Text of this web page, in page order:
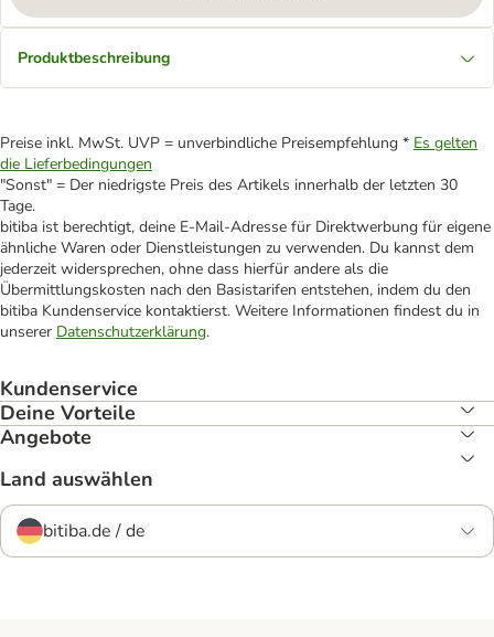
Produktbeschreibung
Preise inkl. MwSt. UVP = unverbindliche Preisempfehlung * Es gelten
die Lieferbedingungen
"Sonst" = Der niedrigste Preis des Artikels innerhalb der letzten 30
Tage.
bitiba ist berechtigt, deine E-Mail-Adresse für Direktwerbung für eigene
ähnliche Waren oder Dienstleistungen zu verwenden. Du kannst dem
jederzeit widersprechen, ohne dass hierfür andere als die
Übermittlungskosten nach den Basistarifen entstehen, indem du den
bitiba Kundenservice kontaktierst. Weitere Informationen findest du in
unserer Datenschutzerklärung.
Kundenservice
Deine Vorteile
Angebote
Land auswählen
bitiba.de / de